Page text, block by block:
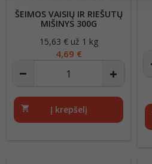
ŠEIMOS VAISIŲ IR RIEŠUTŲ
MIŠINYS 300G
Kaina
15,63 € už 1 kg
4,69 €
shopping_cart Į krepšelį